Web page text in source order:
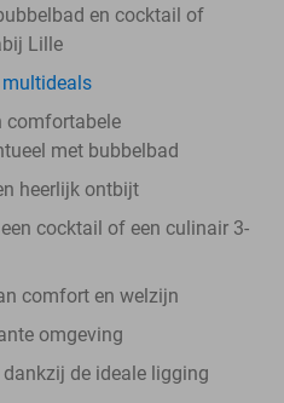
en cocktail of
Lille
comfortabele
met bubbelbad
heerlijk ontbijt
cocktail of een culinair 3-
comfort en welzijn
omgeving
de ideale ligging